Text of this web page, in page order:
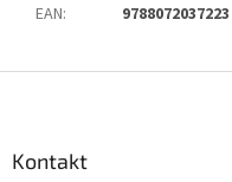
EAN: 9788072037223
Kontakt